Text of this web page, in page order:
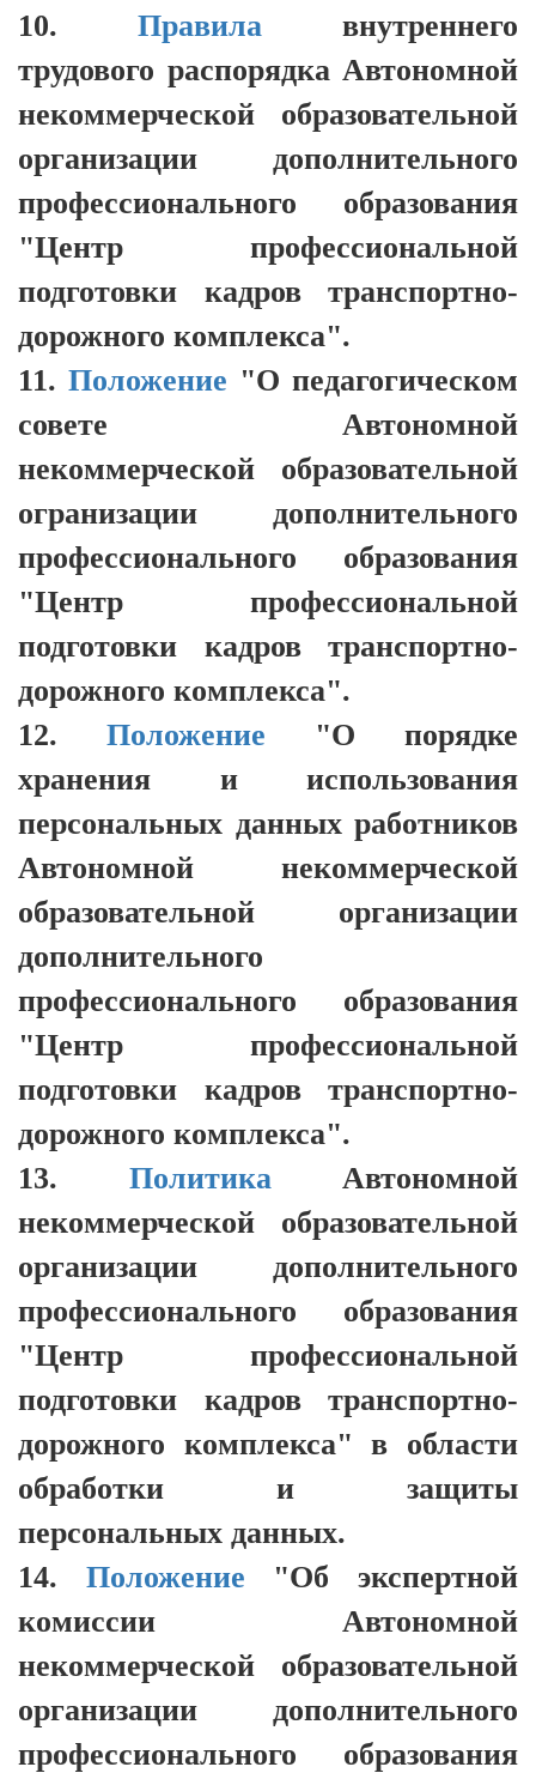
10. Правила внутреннего
трудового распорядка Автономной
некоммерческой образовательной
организации дополнительного
профессионального образования
"Центр профессиональной
подготовки кадров транспортно-
дорожного комплекса".
11. Положение "О педагогическом
совете Автономной
некоммерческой образовательной
огранизации дополнительного
профессионального образования
"Центр профессиональной
подготовки кадров транспортно-
дорожного комплекса".
12. Положение "О порядке
хранения и использования
персональных данных работников
Автономной некоммерческой
образовательной организации
дополнительного
профессионального образования
"Центр профессиональной
подготовки кадров транспортно-
дорожного комплекса".
13. ПолитикаАвтономной
некоммерческой образовательной
организации дополнительного
профессионального образования
"Центр профессиональной
подготовки кадров транспортно-
дорожного комплекса" в области
обработки и защиты
персональных данных.
14. Положение "Об экспертной
комиссии Автономной
некоммерческой образовательной
организации дополнительного
профессионального образования